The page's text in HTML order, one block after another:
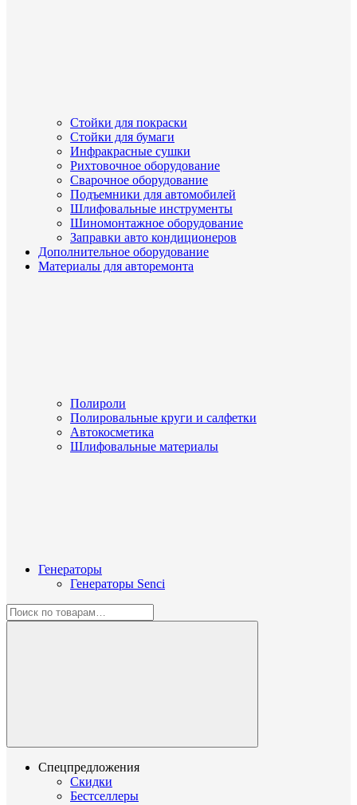
Стойки для покраски
Стойки для бумаги
Инфракрасные сушки
Рихтовочное оборудование
Сварочное оборудование
Подъемники для автомобилей
Шлифовальные инструменты
Шиномонтажное оборудование
Заправки авто кондиционеров
Дополнительное оборудование
Материалы для авторемонта
Полироли
Полировальные круги и салфетки
Автокосметика
Шлифовальные материалы
Генераторы
Генераторы Senci
Спецпредложения
Скидки
Бестселлеры